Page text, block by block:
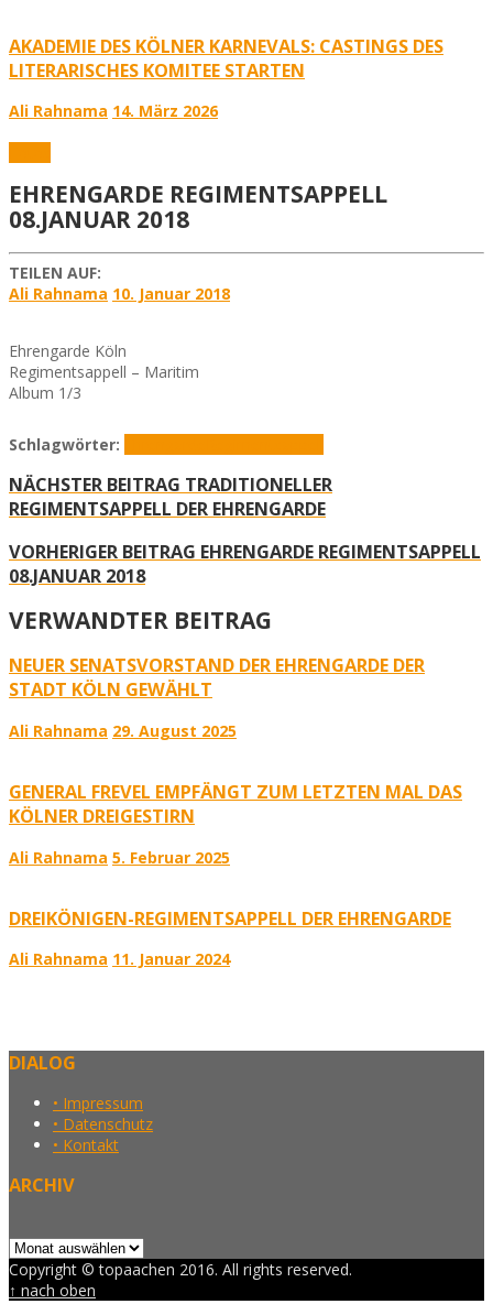
AKADEMIE DES KÖLNER KARNEVALS: CASTINGS DES
LITERARISCHES KOMITEE STARTEN
Ali Rahnama 14. März 2026
EHRENGARDE REGIMENTSAPPELL
08.JANUAR 2018
TEILEN AUF:
Ali Rahnama 10. Januar 2018
Ehrengarde Köln
Regimentsappell – Maritim
Album 1/3
Schlagwörter:
NÄCHSTER BEITRAG TRADITIONELLER
REGIMENTSAPPELL DER EHRENGARDE
VORHERIGER BEITRAG EHRENGARDE REGIMENTSAPPELL
08.JANUAR 2018
VERWANDTER BEITRAG
NEUER SENATSVORSTAND DER EHRENGARDE DER
STADT KÖLN GEWÄHLT
Ali Rahnama 29. August 2025
GENERAL FREVEL EMPFÄNGT ZUM LETZTEN MAL DAS
KÖLNER DREIGESTIRN
Ali Rahnama 5. Februar 2025
DREIKÖNIGEN-REGIMENTSAPPELL DER EHRENGARDE
Ali Rahnama 11. Januar 2024
DIALOG
• Impressum
• Datenschutz
• Kontakt
ARCHIV
Copyright © topaachen 2016. All rights reserved.
↑ nach oben